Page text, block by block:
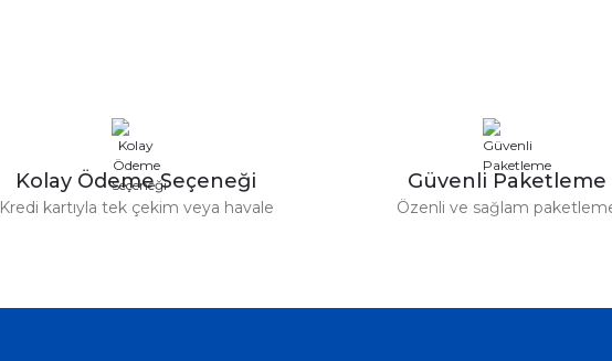
Kolay Ödeme Seçeneği
Kredi kartıyla tek çekim veya havale
Güvenli Paketleme
Özenli ve sağlam